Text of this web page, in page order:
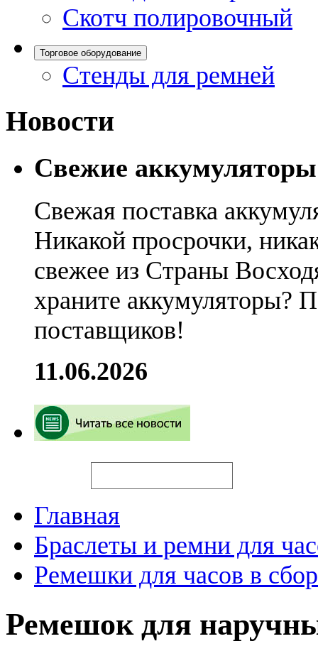
Скотч полировочный
Торговое оборудование
Стенды для ремней
Новости
Свежие
Свежая поставка
Никакой просрочки,
свежее из Страны
храните аккумуляторы?
поставщиков!
11.06.2026
Главная
Браслеты и ремни для
Ремешки для часов в
Ремешок для